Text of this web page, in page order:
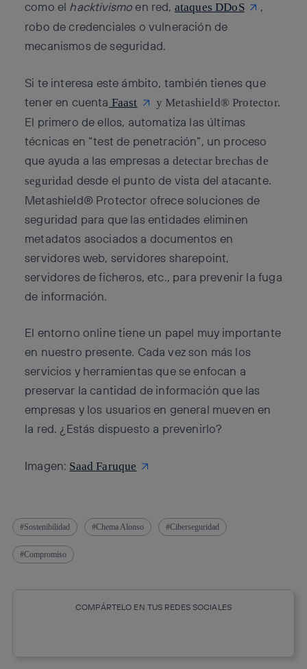
como el hacktivismoen red, ataques DDoS
,
robo de credenciales o vulneración de
mecanismos de seguridad.
Si te interesa este ámbito, también tienes que
tener en cuenta Faast y Metashield® Protector.
El primero de ellos, automatiza las últimas
técnicas en “test de penetración”, un proceso
que ayuda a las empresas a detectar brechas de
seguridad desde el punto de vista del atacante.
Metashield® Protector ofrece soluciones de
seguridad para que las entidades eliminen
metadatos asociados a documentos en
servidores web, servidores sharepoint,
servidores de ficheros, etc., para prevenir la fuga
de información.
El entorno online tiene un papel muy importante
en nuestro presente. Cada vez son más los
servicios y herramientas que se enfocan a
preservar la cantidad de información que las
empresas y los usuarios en general mueven en
la red. ¿Estás dispuesto a prevenirlo?
Imagen: Saad Faruque
Sostenibilidad Chema Alonso Ciberseguridad
Compromiso
COMPÁRTELO EN TUS REDES SOCIALES